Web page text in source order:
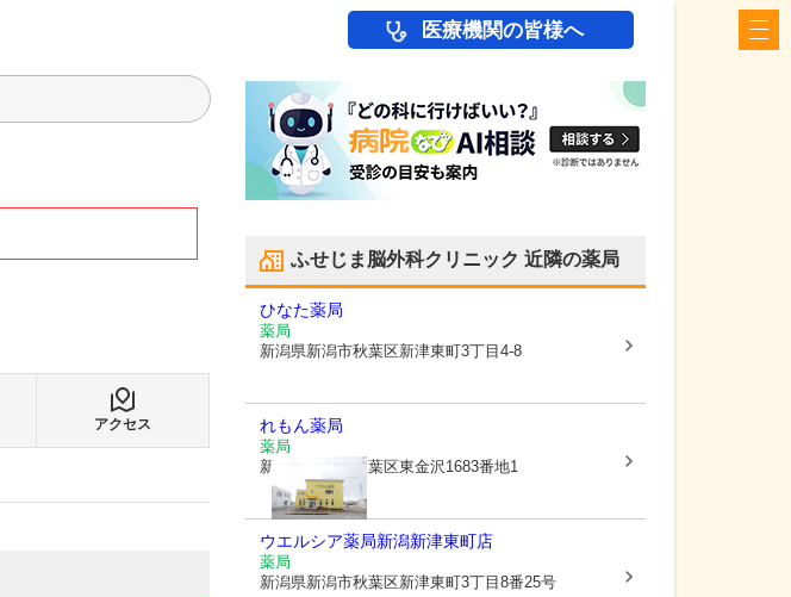
医療機関の皆様へ
アクセス
ふせじま脳外科クリニック 近隣の薬局
ひなた薬局
薬局
新潟県新潟市秋葉区新津東町3丁目4-8
れもん薬局
薬局
新潟県新潟市秋葉区東金沢1683番地1
ウエルシア薬局新潟新津東町店
薬局
新潟県新潟市秋葉区新津東町3丁目8番25号